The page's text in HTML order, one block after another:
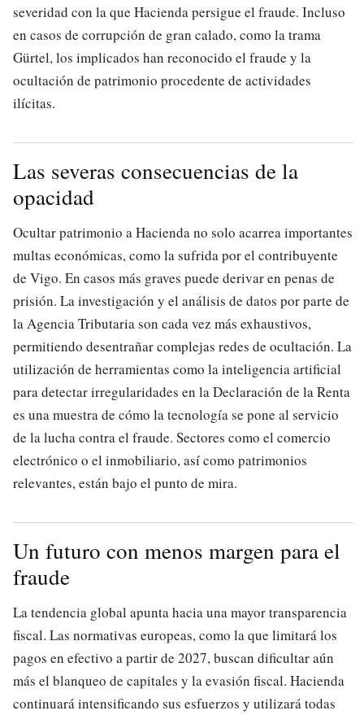
severidad con la que Hacienda persigue el fraude. Incluso
en casos de corrupción de gran calado, como la trama
Gürtel, los implicados han reconocido el fraude y la
ocultación de patrimonio procedente de actividades
ilícitas.
Las severas consecuencias de la
opacidad
Ocultar patrimonio a Hacienda no solo acarrea importantes
multas económicas, como la sufrida por el contribuyente
de Vigo. En casos más graves puede derivar en penas de
prisión. La investigación y el análisis de datos por parte de
la Agencia Tributaria son cada vez más exhaustivos,
permitiendo desentrañar complejas redes de ocultación. La
utilización de herramientas como la inteligencia artificial
para detectar irregularidades en la Declaración de la Renta
es una muestra de cómo la tecnología se pone al servicio
de la lucha contra el fraude. Sectores como el comercio
electrónico o el inmobiliario, así como patrimonios
relevantes, están bajo el punto de mira.
Un futuro con menos margen para el
fraude
La tendencia global apunta hacia una mayor transparencia
fiscal. Las normativas europeas, como la que limitará los
pagos en efectivo a partir de 2027, buscan dificultar aún
más el blanqueo de capitales y la evasión fiscal. Hacienda
continuará intensificando sus esfuerzos y utilizará todas